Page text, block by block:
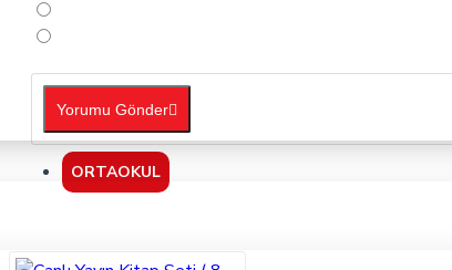
ORTAOKUL
Yorumu Gönder